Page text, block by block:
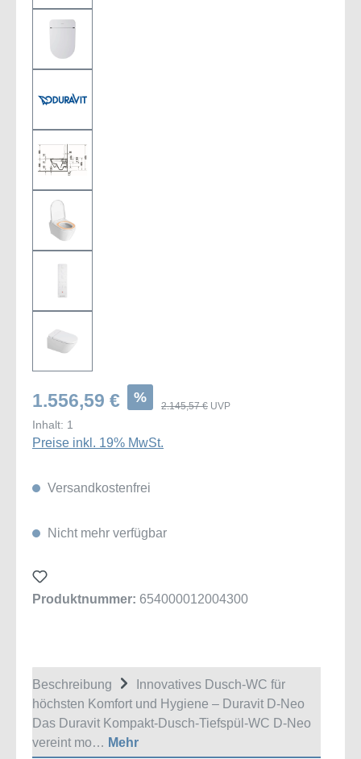
1.556,59 € %
2.145,57 € UVP
Inhalt: 1
Preise inkl. 19% MwSt.
Versandkostenfrei
Nicht mehr verfügbar
Produktnummer: 654000012004300
Beschreibung
Innovatives Dusch-WC für
höchsten Komfort und Hygiene – Duravit D-Neo
Das Duravit Kompakt-Dusch-Tiefspül-WC D-Neo
vereint mo… Mehr